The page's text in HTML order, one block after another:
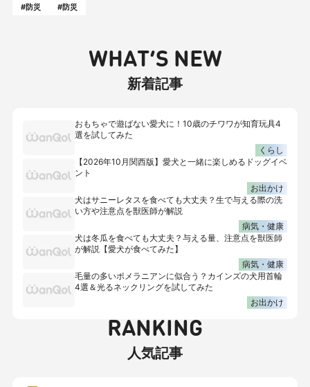
#防災 #防災
WHAT’S NEW
新着記事
おもちゃで遊ばない愛犬に！10歳のチワワが知育玩具4
選を試してみた
くらし
【2026年10月関西版】愛犬と一緒に楽しめるドッグイベ
ント
お出かけ
犬はサニーレタスを食べても大丈夫？生で与える際の洗
い方や注意点を獣医師が解説
病気・健康
犬は冬瓜を食べても大丈夫？与える量、注意点を獣医師
が解説【愛犬が食べてみた】
病気・健康
毛量の多いポメラニアンに似合う？カインズの犬用首輪
4選＆光るネックリングを試してみた
お出かけ
RANKING
人気記事